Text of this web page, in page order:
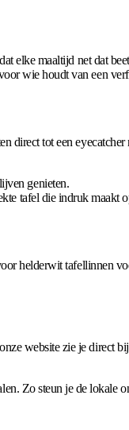
elke maaltijd net dat
wie houdt van een
direct tot een eyecatcher
genieten.
tafel die indruk maakt
helderwit tafellinnen
website zie je direct
Zo steun je de lokale